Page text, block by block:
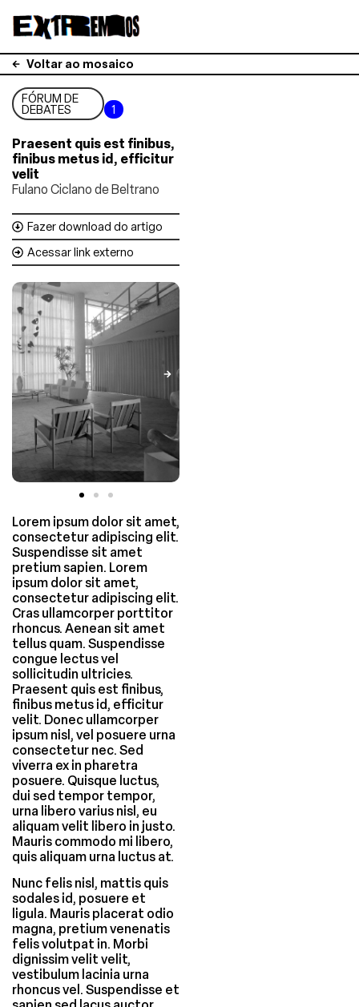
Voltar ao mosaico
FÓRUM DE
DEBATES 1
Praesent quis est finibus,
finibus metus id, efficitur
velit
Fulano Ciclano de Beltrano
Fazer download do artigo
Acessar link externo
Lorem ipsum dolor sit amet,
consectetur adipiscing elit.
Suspendisse sit amet
pretium sapien. Lorem
ipsum dolor sit amet,
consectetur adipiscing elit.
Cras ullamcorper porttitor
rhoncus. Aenean sit amet
tellus quam. Suspendisse
congue lectus vel
sollicitudin ultricies.
Praesent quis est finibus,
finibus metus id, efficitur
velit. Donec ullamcorper
ipsum nisl, vel posuere urna
consectetur nec. Sed
viverra ex in pharetra
posuere. Quisque luctus,
dui sed tempor tempor,
urna libero varius nisl, eu
aliquam velit libero in justo.
Mauris commodo mi libero,
quis aliquam urna luctus at.
Nunc felis nisl, mattis quis
sodales id, posuere et
ligula. Mauris placerat odio
magna, pretium venenatis
felis volutpat in. Morbi
dignissim velit velit,
vestibulum lacinia urna
rhoncus vel. Suspendisse et